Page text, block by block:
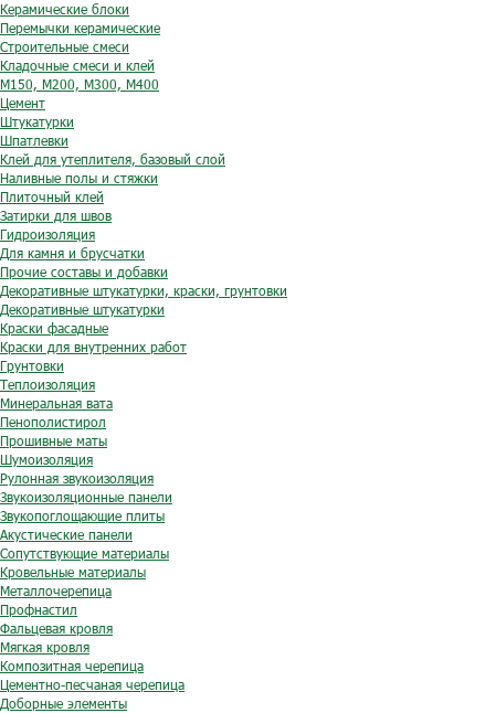
Керамические блоки
Перемычки керамические
Строительные смеси
Кладочные смеси и клей
М150, М200, М300, М400
Цемент
Штукатурки
Шпатлевки
Клей для утеплителя, базовый слой
Наливные полы и стяжки
Плиточный клей
Затирки для швов
Гидроизоляция
Для камня и брусчатки
Прочие составы и добавки
Декоративные штукатурки, краски, грунтовки
Декоративные штукатурки
Краски фасадные
Краски для внутренних работ
Грунтовки
Теплоизоляция
Минеральная вата
Пенополистирол
Прошивные маты
Шумоизоляция
Рулонная звукоизоляция
Звукоизоляционные панели
Звукопоглощающие плиты
Акустические панели
Сопутствующие материалы
Кровельные материалы
Металлочерепица
Профнастил
Фальцевая кровля
Мягкая кровля
Композитная черепица
Цементно-песчаная черепица
Доборные элементы